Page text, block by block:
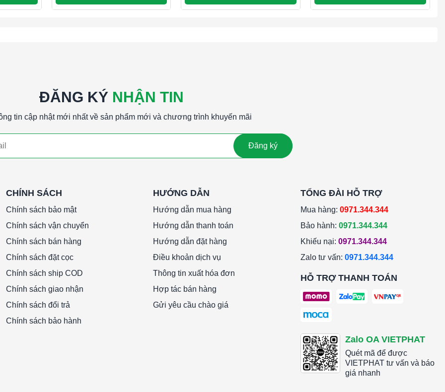
ĐĂNG KÝ NHẬN TIN
tin cập nhật mới nhất về sản phẩm mới và chương trình khuyến mãi
Đăng ký
CHÍNH SÁCH
Chính sách bảo mật
Chính sách vận chuyển
Chính sách bán hàng
Chính sách đặt cọc
Chính sách ship COD
Chính sách giao nhận
Chính sách đổi trả
Chính sách bảo hành
HƯỚNG DẪN
Hướng dẫn mua hàng
Hướng dẫn thanh toán
Hướng dẫn đặt hàng
Điều khoản dịch vụ
Thông tin xuất hóa đơn
Hợp tác bán hàng
Gửi yêu cầu chào giá
TỔNG ĐÀI HỖ TRỢ
Mua hàng: 0971.344.344
Bảo hành: 0971.344.344
Khiếu nại: 0971.344.344
Zalo tư vấn: 0971.344.344
HỖ TRỢ THANH TOÁN
Zalo OA VIETPHAT
Quét mã để được
VIETPHAT tư vấn và báo
giá nhanh